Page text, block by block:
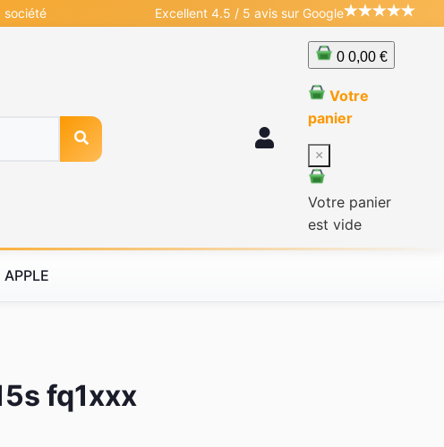
société Excellent 4.5 / 5 avis sur Google
0 0,00 €
Votre
panier
×
Votre panier
est vide
APPLE
fq1xxx